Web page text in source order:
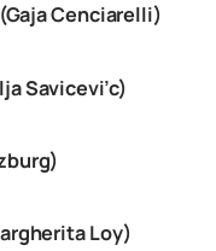
Cenciarelli)
Savicevi’c)
Loy)